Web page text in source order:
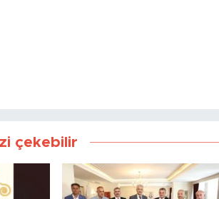
çekebilir